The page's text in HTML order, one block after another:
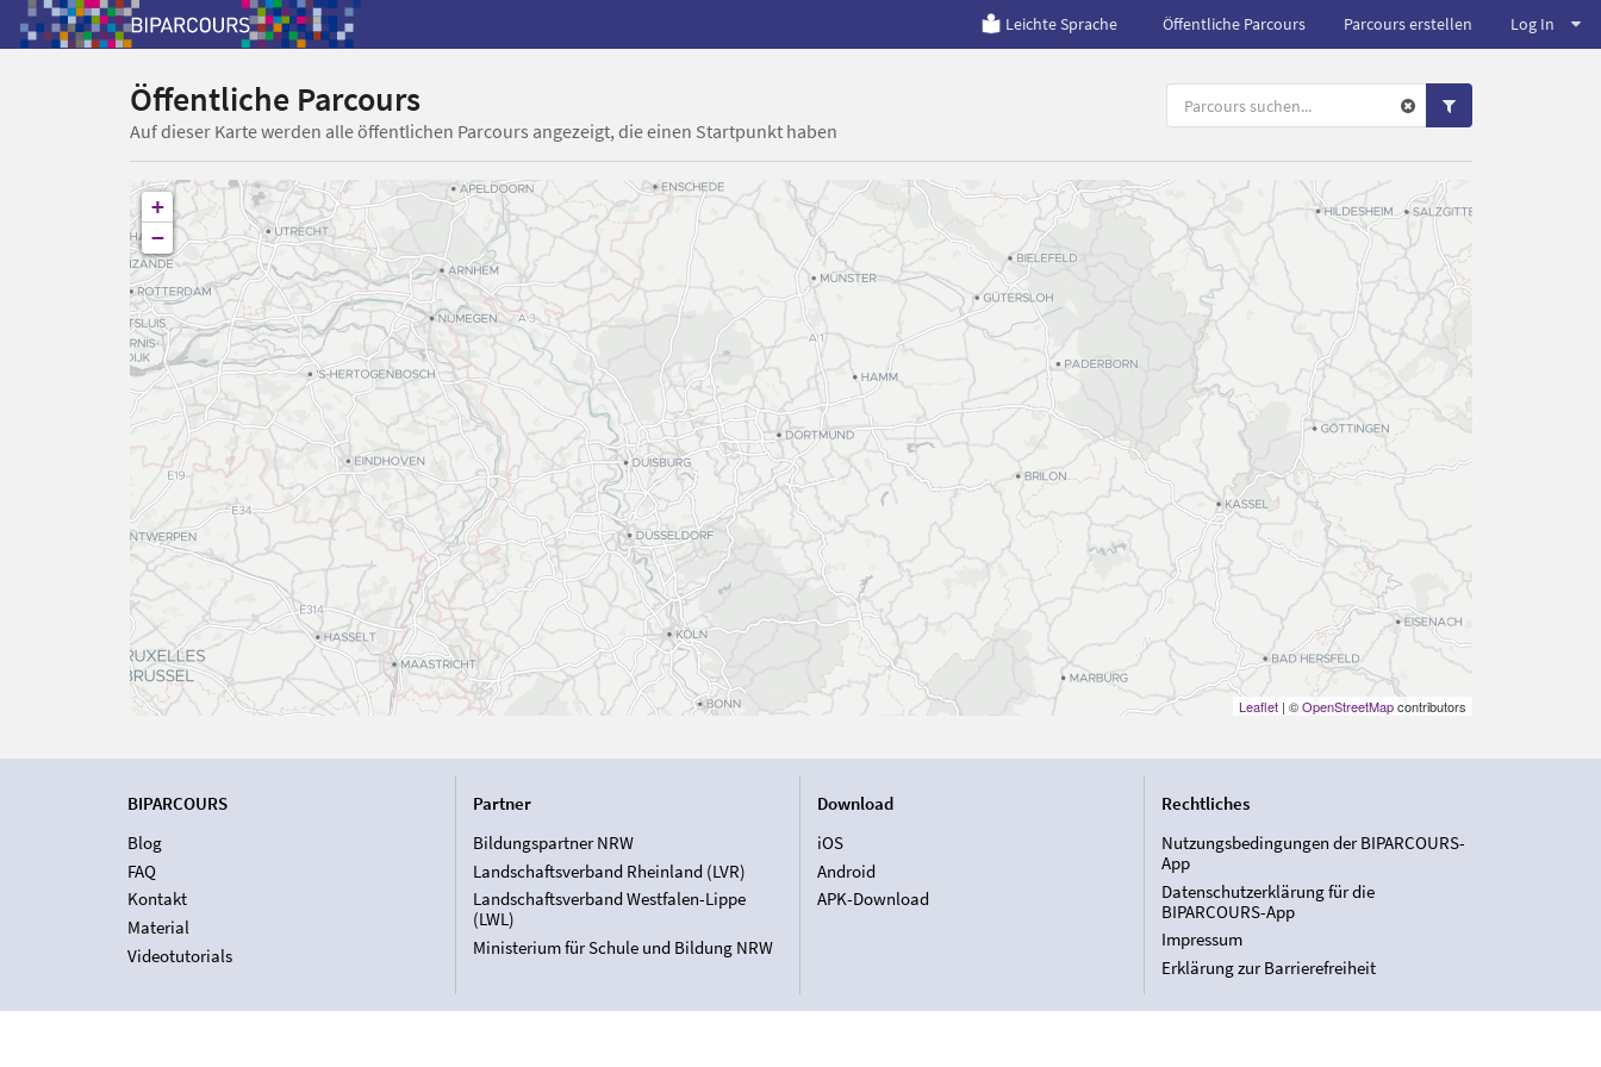
Leichte Sprache Öffentliche Parcours Parcours erstellen Log In
Öffentliche Parcours
Auf dieser Karte werden alle öffentlichen Parcours angezeigt, die einen Startpunkt haben
+
−
Leaflet| ©OpenStreetMapcontributors
BIPARCOURS
Blog
FAQ
Kontakt
Material
Videotutorials
Partner
Bildungspartner NRW
Landschaftsverband Rheinland (LVR)
Landschaftsverband Westfalen-Lippe
(LWL)
Ministerium für Schule und Bildung NRW
Download
iOS
Android
APK-Download
Rechtliches
Nutzungsbedingungen der BIPARCOURS-
App
Datenschutzerklärung für die
BIPARCOURS-App
Impressum
Erklärung zur Barrierefreiheit